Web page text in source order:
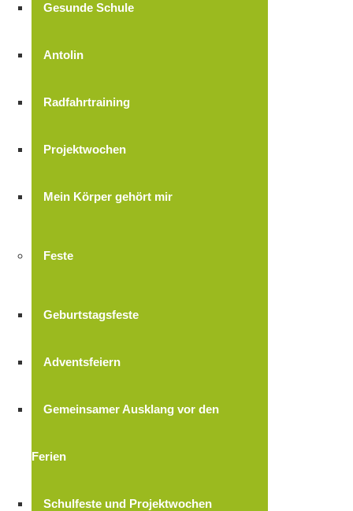
Gesunde Schule
Antolin
Radfahrtraining
Projektwochen
Mein Körper gehört mir
Feste
Geburtstagsfeste
Adventsfeiern
Gemeinsamer Ausklang vor den
Ferien
Schulfeste und Projektwochen